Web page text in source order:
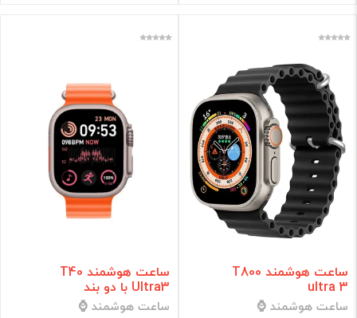
ساعت هوشمند T800
ultra 3
ساعت هوشمند ⌚
ساعت هوشمند T40
Ultra3 با دو بند
ساعت هوشمند ⌚